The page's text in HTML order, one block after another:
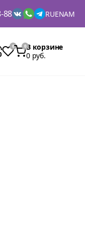
88 RUENAM
В корзине
0 руб.